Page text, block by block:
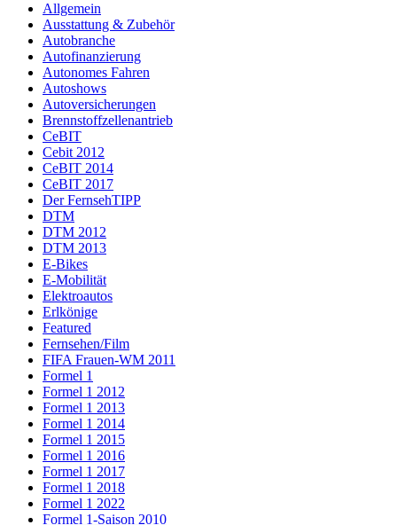
Allgemein
Ausstattung & Zubehör
Autobranche
Autofinanzierung
Autonomes Fahren
Autoshows
Autoversicherungen
Brennstoffzellenantrieb
CeBIT
Cebit 2012
CeBIT 2014
CeBIT 2017
Der FernsehTIPP
DTM
DTM 2012
DTM 2013
E-Bikes
E-Mobilität
Elektroautos
Erlkönige
Featured
Fernsehen/Film
FIFA Frauen-WM 2011
Formel 1
Formel 1 2012
Formel 1 2013
Formel 1 2014
Formel 1 2015
Formel 1 2016
Formel 1 2017
Formel 1 2018
Formel 1 2022
Formel 1-Saison 2010